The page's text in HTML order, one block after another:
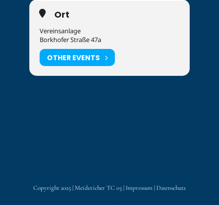
Ort
Vereinsanlage
Borkhofer Straße 47a
OTHER EVENTS
Copyright 2025 | Meidericher TC 03 | Impressum | Datenschutz